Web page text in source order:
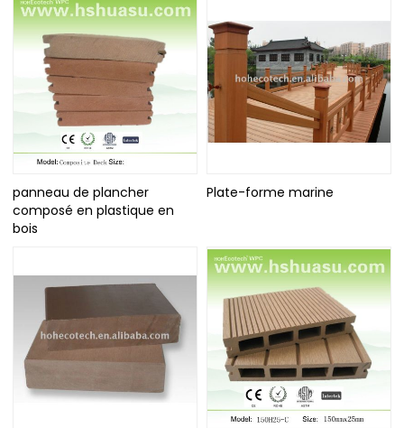
panneau de plancher
composé en plastique en
bois
Plate-forme marine